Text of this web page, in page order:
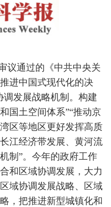
议通过的《中共中央关
进中国式现代化的决
调发展战略机制。构建
国土空间体系”“推动京
区等地区更好发挥高质
江经济带发展、黄河流
制”。今年的政府工作
和区域协调发展，大力
域协调发展战略、区域
，把推进新型城镇化和